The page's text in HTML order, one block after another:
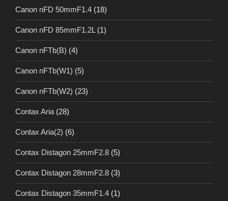
Canon nFD 50mmF1.4 (18)
Canon nFD 85mmF1.2L (1)
Canon nFTb(B) (4)
Canon nFTb(W1) (5)
Canon nFTb(W2) (23)
Contax Aria (28)
Contax Aria(2) (6)
Contax Distagon 25mmF2.8 (5)
Contax Distagon 28mmF2.8 (3)
Contax Distagon 35mmF1.4 (1)